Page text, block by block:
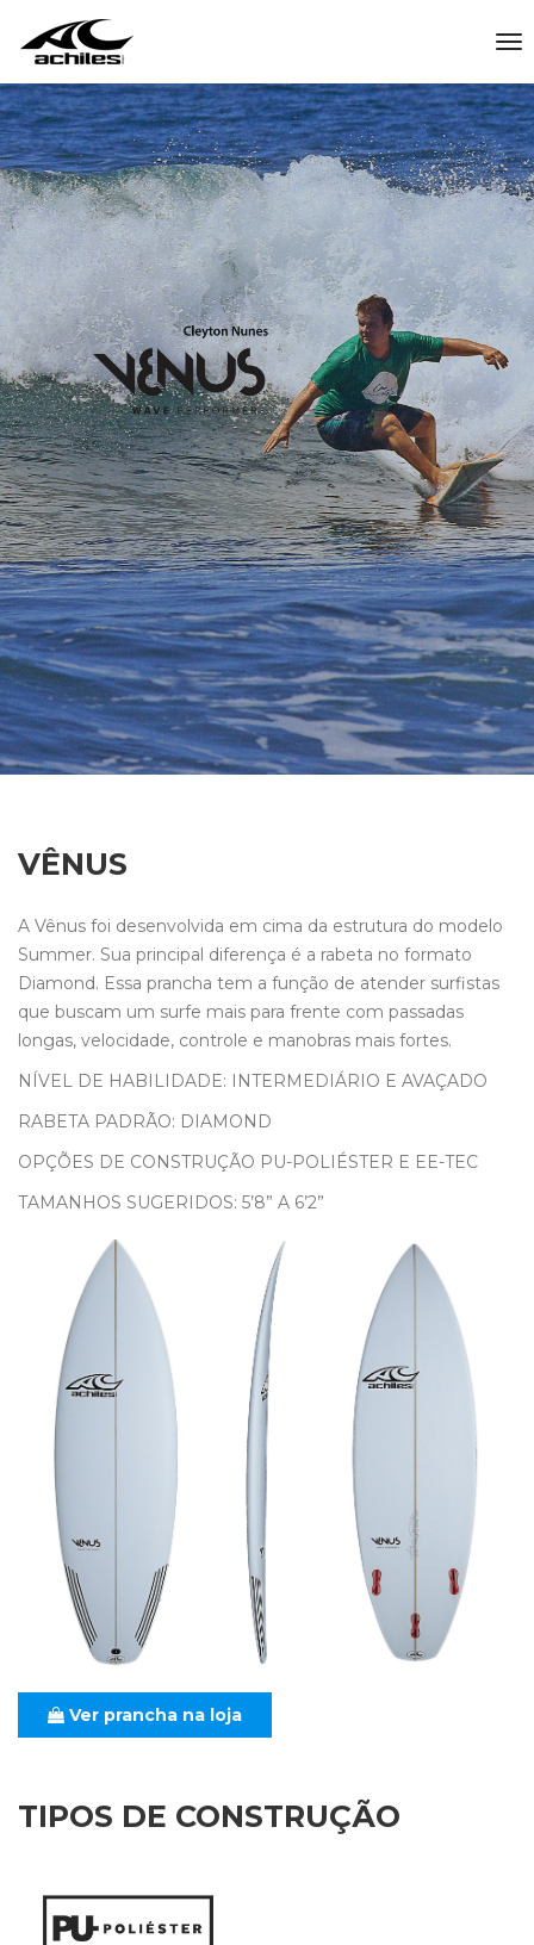
VÊNUS
A Vênus foi desenvolvida em cima da estrutura do modelo
Summer. Sua principal diferença é a rabeta no formato
Diamond. Essa prancha tem a função de atender surfistas
que buscam um surfe mais para frente com passadas
longas, velocidade, controle e manobras mais fortes.
NÍVEL DE HABILIDADE: INTERMEDIÁRIO E AVAÇADO
RABETA PADRÃO: DIAMOND
OPÇÕES DE CONSTRUÇÃO PU-POLIÉSTER E EE-TEC
TAMANHOS SUGERIDOS: 5’8” A 6’2”
Ver prancha na loja
TIPOS DE CONSTRUÇÃO